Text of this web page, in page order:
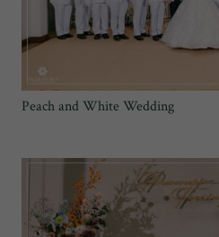
Peach and White Wedding